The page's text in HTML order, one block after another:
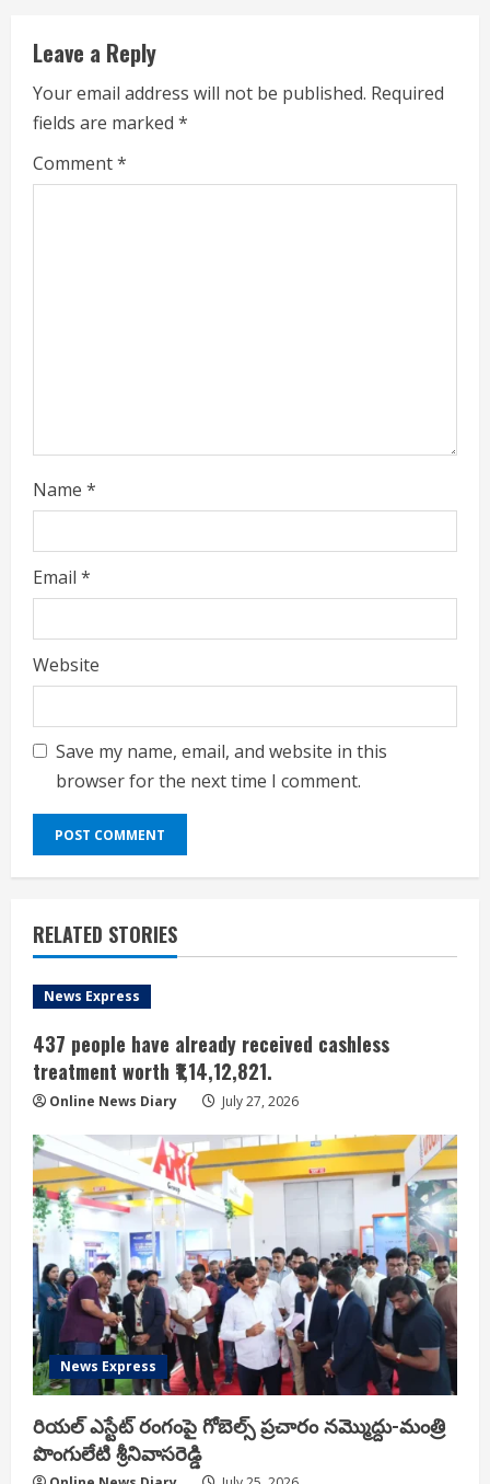
u
e
R
e
Leave a Reply
Your email address will not be published. Required
fields are marked *
Comment*
Name *
Email *
Website
Save my name, email, and website in this
browser for the next time I comment.
RELATED STORIES
News Express
437 people have already received cashless
treatment worth ₹1,14,12,821.
Online News Diary July 27, 2026
News Express
రియ‌ల్ ఎస్టేట్ రంగంపై గోబెల్స్ ప్ర‌చారం న‌మ్మొద్దు-మంత్రి
పొంగులేటి శ్రీ‌నివాస‌రెడ్డి